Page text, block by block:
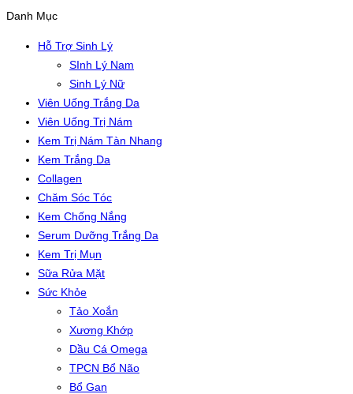
Danh Mục
Hỗ Trợ Sinh Lý
SInh Lý Nam
Sinh Lý Nữ
Viên Uống Trắng Da
Viên Uống Trị Nám
Kem Trị Nám Tàn Nhang
Kem Trắng Da
Collagen
Chăm Sóc Tóc
Kem Chống Nắng
Serum Dưỡng Trắng Da
Kem Trị Mụn
Sữa Rửa Mặt
Sức Khỏe
Tảo Xoắn
Xương Khớp
Dầu Cá Omega
TPCN Bổ Não
Bổ Gan